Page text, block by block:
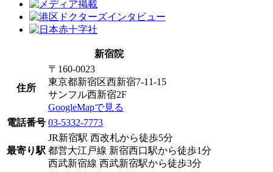
新宿院
住所
〒160-0023
東京都新宿区西新宿7-11-15
サンフル西新宿2F
GoogleMapで見る
電話番号 03-5332-7773
最寄り駅
JR新宿駅 西改札から徒歩5分
都営大江戸線 新宿西口駅から徒歩1分
西武新宿線 西武新宿駅から徒歩3分